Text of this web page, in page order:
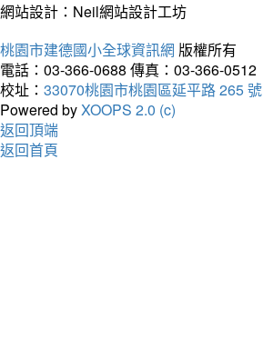
網站設計：Neil網站設計工坊
桃園市建德國小全球資訊網 版權所有
電話：03-366-0688 傳真：03-366-0512
校址： 33070桃園市桃園區延平路 265 號
Powered byXOOPS 2.0 (c)
返回頂端
返回首頁